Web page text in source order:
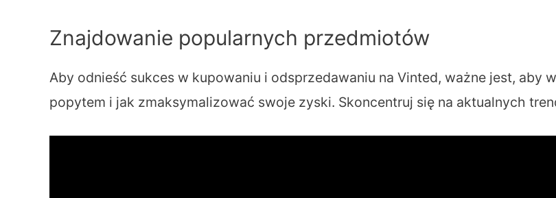
Znajdowanie popularnych przedmiotów
Aby odnieść sukces w kupowaniu i odsprzedawaniu na Vinted, ważne jest, aby
popytem i jak zmaksymalizować swoje zyski. Skoncentruj się na aktualnych